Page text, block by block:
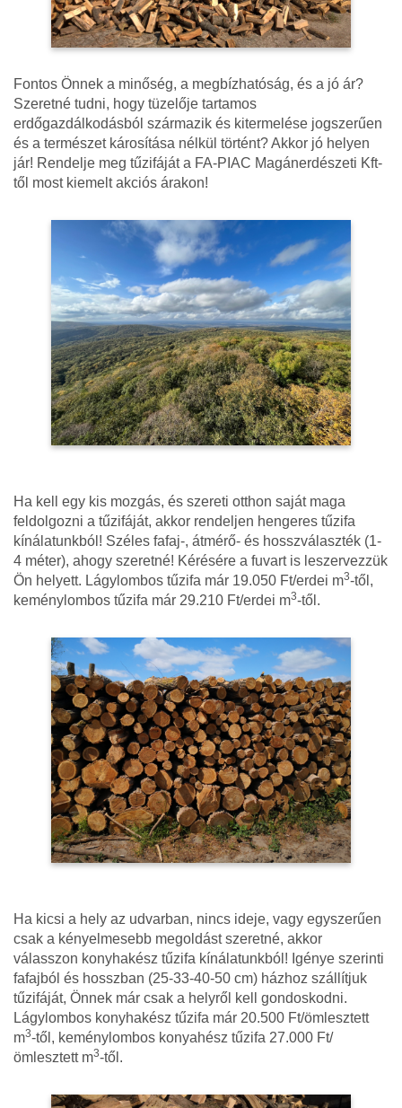
Fontos Önnek a minőség, a megbízhatóság, és a jó ár?
Szeretné tudni, hogy tüzelője tartamos
erdőgazdálkodásból származik és kitermelése jogszerűen
és a természet károsítása nélkül történt? Akkor jó helyen
jár! Rendelje meg tűzifáját a FA-PIAC Magánerdészeti Kft-
től most kiemelt akciós árakon!
Ha kell egy kis mozgás, és szereti otthon saját maga
feldolgozni a tűzifáját, akkor rendeljen hengeres tűzifa
kínálatunkból! Széles fafaj-, átmérő- és hosszválaszték (1-
4 méter), ahogy szeretné! Kérésére a fuvart is leszervezzük
Ön helyett. Lágylombos tűzifa már 19.050 Ft/erdei m3-től,
keménylombos tűzifa már 29.210 Ft/erdei m3-től.
Ha kicsi a hely az udvarban, nincs ideje, vagy egyszerűen
csak a kényelmesebb megoldást szeretné, akkor
válasszon konyhakész tűzifa kínálatunkból! Igénye szerinti
fafajból és hosszban (25-33-40-50 cm) házhoz szállítjuk
tűzifáját, Önnek már csak a helyről kell gondoskodni.
Lágylombos konyhakész tűzifa már 20.500 Ft/ömlesztett
m3-től, keménylombos konyahész tűzifa 27.000 Ft/
ömlesztett m3-től.